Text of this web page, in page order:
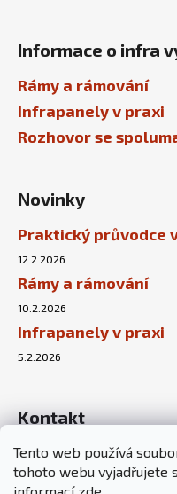
Tento web používá
tohoto webu vyjadřujete
Informace o infra
Rámy a rámování
Infrapanely v praxi
Rozhovor se
Novinky
Praktický průvodce
12.2.2026
Rámy a rámování
10.2.2026
Infrapanely v praxi
5.2.2026
Kontakt
info@sunnyhouse.cz
+420 737 451 167